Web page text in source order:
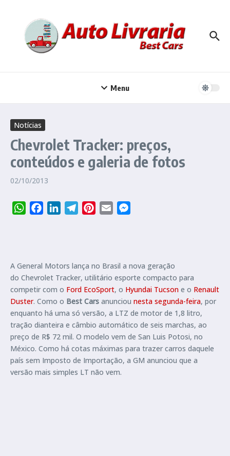
Menu
Notícias
Chevrolet Tracker: preços,
conteúdos e galeria de fotos
02/10/2013
WhatsAppFacebookLinkedInTelegramPinterest
Email
A General Motors lança no Brasil a nova geração
do Chevrolet Tracker, utilitário esporte compacto para
competir com o Ford EcoSport, o Hyundai Tucson e o Renault
Duster. Como o Best Cars anunciou nesta segunda-feira, por
enquanto há uma só versão, a LTZ de motor de 1,8 litro,
tração dianteira e câmbio automático de seis marchas, ao
preço de R$ 72 mil. O modelo vem de San Luis Potosi, no
México. Como há cotas máximas para trazer carros daquele
país sem Imposto de Importação, a GM anunciou que a
versão mais simples LT não vem.